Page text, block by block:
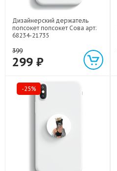
Дизайнерский держатель
попсокет попсокет Сова арт:
68234-21735
399
299 ₽
-25%